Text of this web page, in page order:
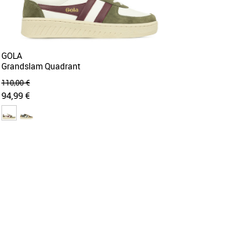
GOLA
Grandslam Quadrant
110,00 €
94,99 €